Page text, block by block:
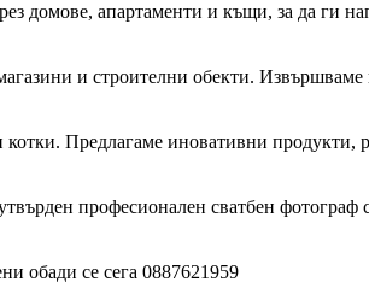
домове, апартаменти и къщи, за да ги
и строителни обекти.
Предлагаме иновативни продукти,
професионален сватбен
обади се сега 0887621959